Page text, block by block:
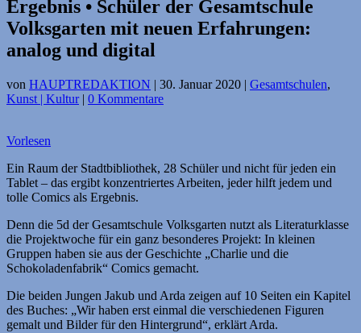
Ergebnis • Schüler der Gesamtschule
Volksgarten mit neuen Erfahrungen:
analog und digital
von HAUPTREDAKTION | 30. Januar 2020 | Gesamtschulen,
Kunst | Kultur| 0 Kommentare
Vorlesen
Ein Raum der Stadtbibliothek, 28 Schüler und nicht für jeden ein
Tablet – das ergibt konzentriertes Arbeiten, jeder hilft jedem und
tolle Comics als Ergebnis.
Denn die 5d der Gesamtschule Volksgarten nutzt als Literaturklasse
die Projektwoche für ein ganz besonderes Projekt: In kleinen
Gruppen haben sie aus der Geschichte „Charlie und die
Schokoladenfabrik“ Comics gemacht.
Die beiden Jungen Jakub und Arda zeigen auf 10 Seiten ein Kapitel
des Buches: „Wir haben erst einmal die verschiedenen Figuren
gemalt und Bilder für den Hintergrund“, erklärt Arda.